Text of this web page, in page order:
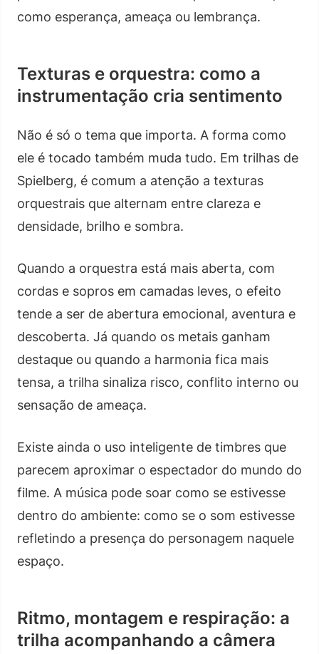
como esperança, ameaça ou lembrança.
Texturas e orquestra: como a
instrumentação cria sentimento
Não é só o tema que importa. A forma como
ele é tocado também muda tudo. Em trilhas de
Spielberg, é comum a atenção a texturas
orquestrais que alternam entre clareza e
densidade, brilho e sombra.
Quando a orquestra está mais aberta, com
cordas e sopros em camadas leves, o efeito
tende a ser de abertura emocional, aventura e
descoberta. Já quando os metais ganham
destaque ou quando a harmonia fica mais
tensa, a trilha sinaliza risco, conflito interno ou
sensação de ameaça.
Existe ainda o uso inteligente de timbres que
parecem aproximar o espectador do mundo do
filme. A música pode soar como se estivesse
dentro do ambiente: como se o som estivesse
refletindo a presença do personagem naquele
espaço.
Ritmo, montagem e respiração: a
trilha acompanhando a câmera